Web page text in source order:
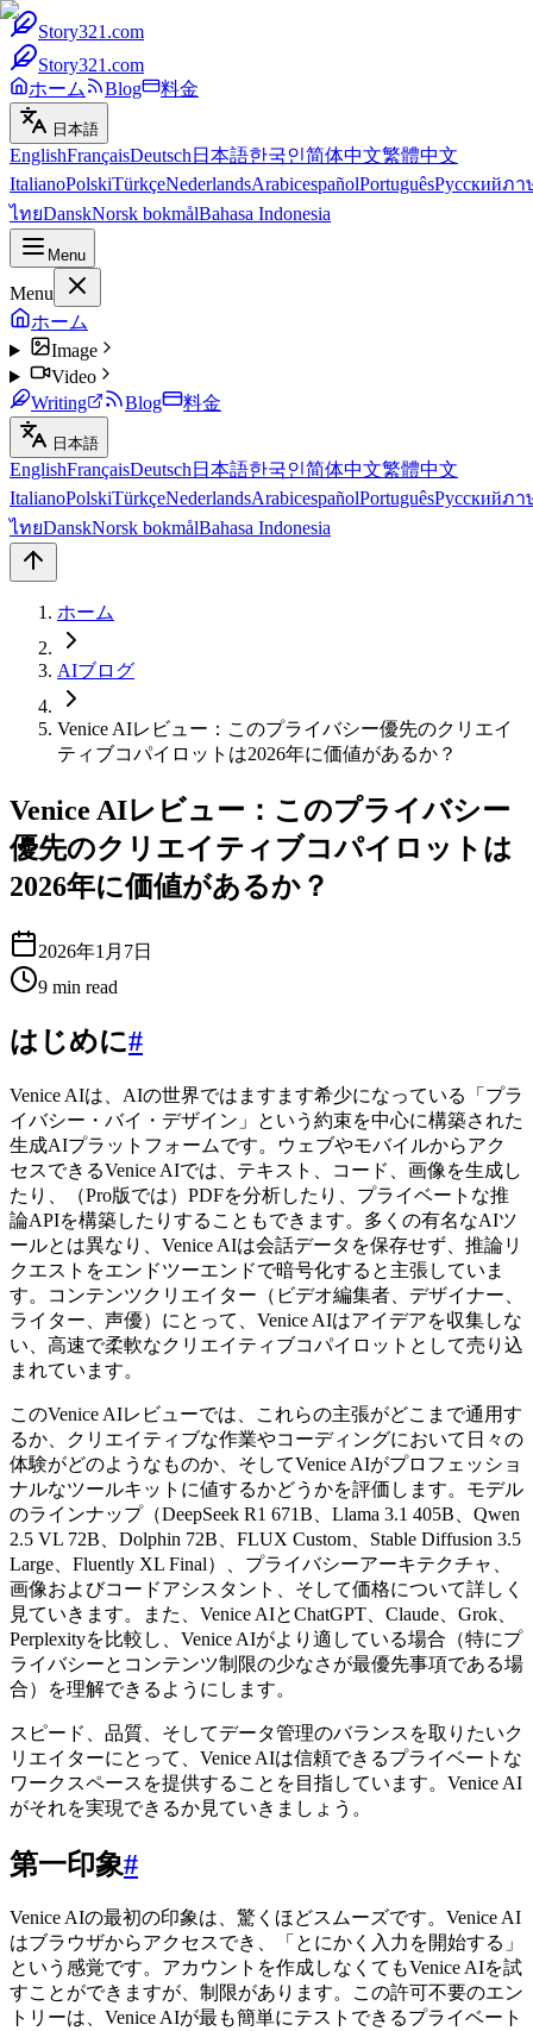
Story321.com
Story321.com
ホーム
Blog 料金
日本語
EnglishFrançaisDeutsch 日本語한국인简体中文繁體中文
ItalianoPolskiTürkçeNederlandsArabicespañolPortuguêsРусскийภา
ไทยDanskNorsk bokmålBahasa Indonesia
Menu
Menu
ホーム
Image
Video
Writing
Blog 料金
日本語
EnglishFrançaisDeutsch 日本語한국인简体中文繁體中文
ItalianoPolskiTürkçeNederlandsArabicespañolPortuguêsРусскийภา
ไทยDanskNorsk bokmålBahasa Indonesia
ホーム
AIブログ
Venice AIレビュー：このプライバシー優先のクリエイ
ティブコパイロットは2026年に価値があるか？
Venice AIレビュー：このプライバシー
優先のクリエイティブコパイロットは
2026年に価値があるか？
2026年1月7日
9 min read
はじめに#
Venice AIは、AIの世界ではますます希少になっている「プラ
イバシー・バイ・デザイン」という約束を中心に構築された
生成AIプラットフォームです。ウェブやモバイルからアク
セスできるVenice AIでは、テキスト、コード、画像を生成し
たり、（Pro版では）PDFを分析したり、プライベートな推
論APIを構築したりすることもできます。多くの有名なAIツ
ールとは異なり、Venice AIは会話データを保存せず、推論リ
クエストをエンドツーエンドで暗号化すると主張していま
す。コンテンツクリエイター（ビデオ編集者、デザイナー、
ライター、声優）にとって、Venice AIはアイデアを収集しな
い、高速で柔軟なクリエイティブコパイロットとして売り込
まれています。
このVenice AIレビューでは、これらの主張がどこまで通用す
るか、クリエイティブな作業やコーディングにおいて日々の
体験がどのようなものか、そしてVenice AIがプロフェッショ
ナルなツールキットに値するかどうかを評価します。モデル
のラインナップ（DeepSeek R1 671B、Llama 3.1 405B、Qwen
2.5 VL 72B、Dolphin 72B、FLUX Custom、Stable Diffusion 3.5
Large、Fluently XL Final）、プライバシーアーキテクチャ、
画像およびコードアシスタント、そして価格について詳しく
見ていきます。また、Venice AIとChatGPT、Claude、Grok、
Perplexityを比較し、Venice AIがより適している場合（特にプ
ライバシーとコンテンツ制限の少なさが最優先事項である場
合）を理解できるようにします。
スピード、品質、そしてデータ管理のバランスを取りたいク
リエイターにとって、Venice AIは信頼できるプライベートな
ワークスペースを提供することを目指しています。Venice AI
がそれを実現できるか見ていきましょう。
第一印象#
Venice AIの最初の印象は、驚くほどスムーズです。Venice AI
はブラウザからアクセスでき、「とにかく入力を開始する」
という感覚です。アカウントを作成しなくてもVenice AIを試
すことができますが、制限があります。この許可不要のエン
トリーは、Venice AIが最も簡単にテストできるプライベート